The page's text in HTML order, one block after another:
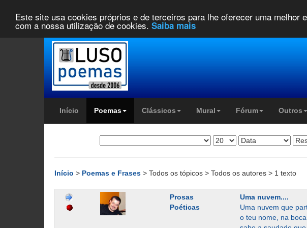
Este site usa cookies próprios e de terceiros para lhe oferecer uma
com a nossa utilização de cookies. Saiba mais
Início Poemas Clássicos Mural Fórum Outros
Início > Poemas e Frases > Todos os tópicos > Todos os autores > 1 texto
Prosas
Poéticas
Uma nuvem....
Uma nuvem que
o teu nome, na